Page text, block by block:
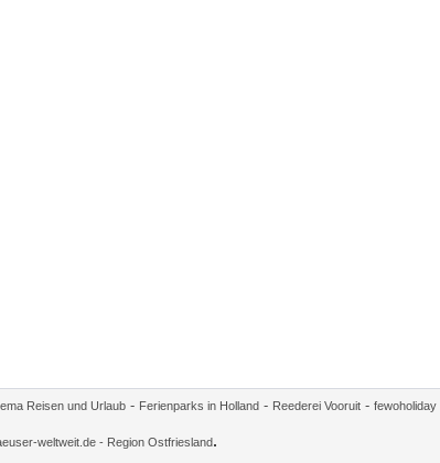
Reisen und Urlaub- Ferienparks in Holland- Reederei Vooruit- fewoholiday
weltweit.de - Region Ostfriesland.